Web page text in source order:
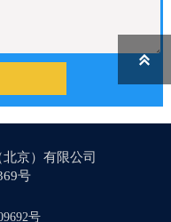
京）有限公司
号
号
